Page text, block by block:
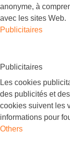
anonyme, à
avec les sites Web.
Publicitaires
Publicitaires
Les cookies
des publicités et
cookies suivent les
informations pour
Others